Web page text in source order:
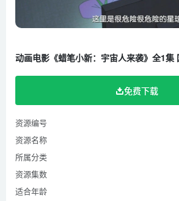
免费下载
资源编号
资源名称
所属分类
资源集数
适合年龄